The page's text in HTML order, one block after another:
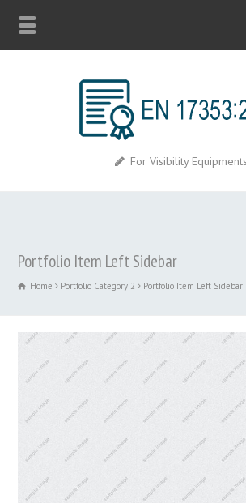
For Visibility Equipments
Portfolio Item Left Sidebar
Home Portfolio Category 2 Portfolio Item Left Sidebar